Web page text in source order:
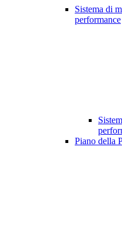
Sistema di
performance
Piano della